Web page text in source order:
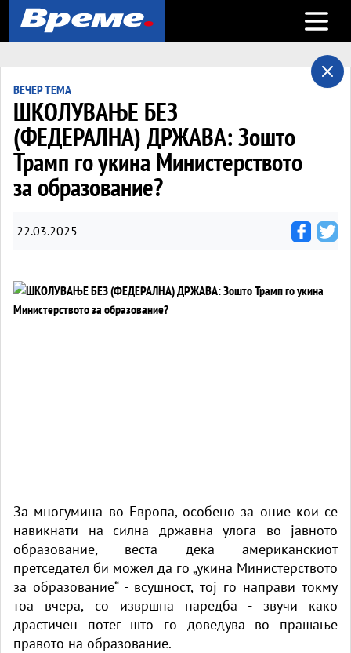
Open
ВЕЧЕР ТЕМА
ШКОЛУВАЊЕ БЕЗ
(ФЕДЕРАЛНА) ДРЖАВА: Зошто
Трамп го укина Министерството
за образование?
22.03.2025
За многумина во Европа, особено за оние кои се
навикнати на силна државна улога во јавното
образование, веста дека американскиот
претседател би можел да го „укина Министерството
за образование“ - всушност, тој го направи токму
тоа вчера, со извршна наредба - звучи како
драстичен потег што го доведува во прашање
правото на образование.